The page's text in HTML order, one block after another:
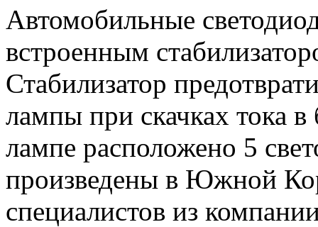
Автомобильные
встроенным
Стабилизатор
лампы при скачках тока
лампе расположено 5
произведены в Южной
специалистов из